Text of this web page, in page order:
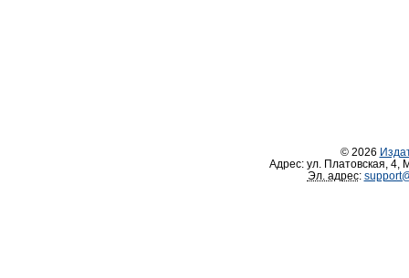
© 2026
Адрес: ул. Платовская, 4
Эл. адрес: